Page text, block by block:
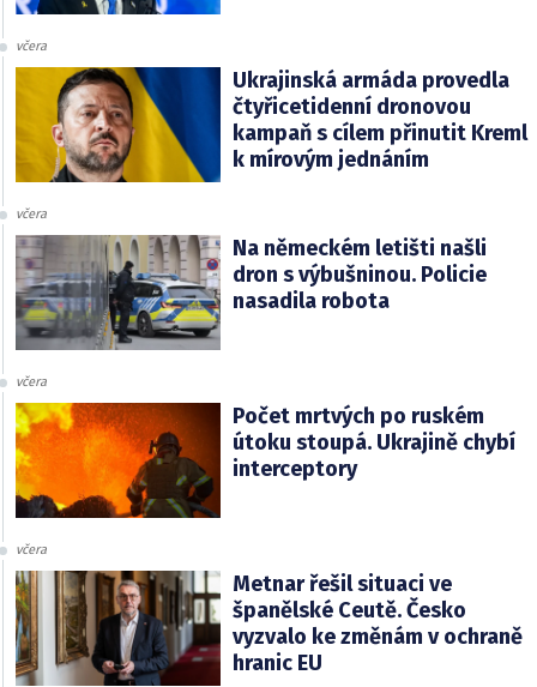
včera
Ukrajinská armáda provedla
čtyřicetidenní dronovou
kampaň s cílem přinutit Kreml
k mírovým jednáním
včera
Na německém letišti našli
dron s výbušninou. Policie
nasadila robota
včera
Počet mrtvých po ruském
útoku stoupá. Ukrajině chybí
interceptory
včera
Metnar řešil situaci ve
španělské Ceutě. Česko
vyzvalo ke změnám v ochraně
hranic EU